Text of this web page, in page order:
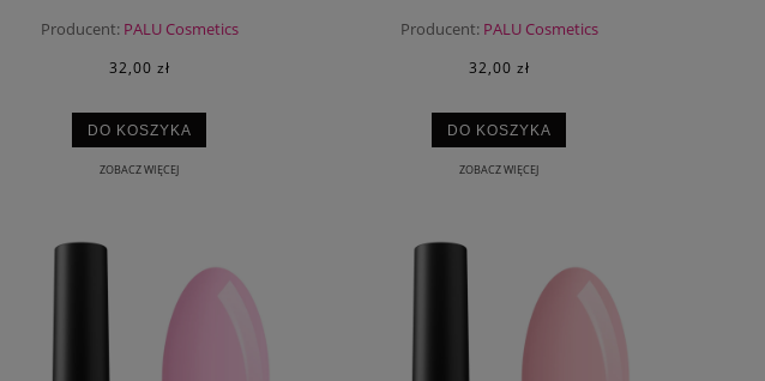
Producent: PALU Cosmetics
32,00 zł
DO KOSZYKA
ZOBACZ WIĘCEJ
Producent: PALU Cosmetics
32,00 zł
DO KOSZYKA
ZOBACZ WIĘCEJ